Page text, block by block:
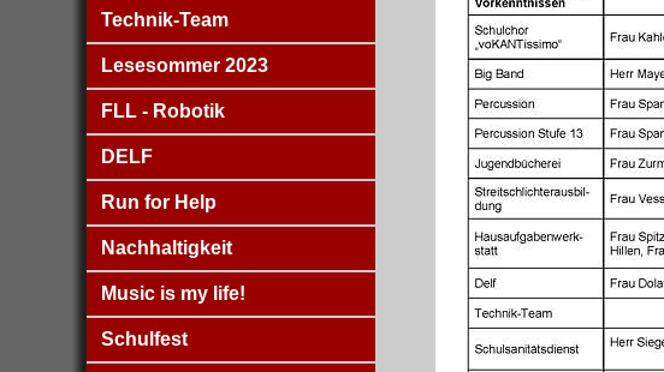
Technik-Team
Lesesommer 2023
FLL - Robotik
DELF
Run for Help
Nachhaltigkeit
Music is my life!
Schulfest